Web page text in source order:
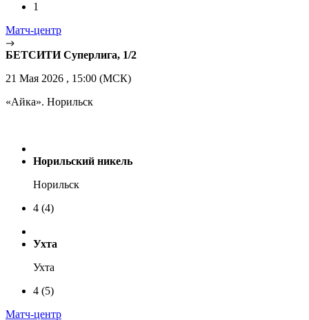
1
Матч-центр
БЕТСИТИ Суперлига, 1/2
21 Мая 2026 , 15:00 (МСК)
«Айка». Норильск
Норильский никель
Норильск
4 (4)
Ухта
Ухта
4 (5)
Матч-центр